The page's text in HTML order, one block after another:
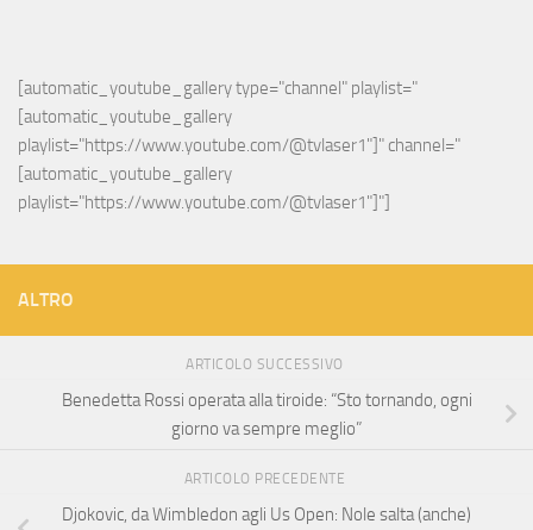
[automatic_youtube_gallery type="channel" playlist="
[automatic_youtube_gallery
playlist="https://www.youtube.com/@tvlaser1"]" channel="
[automatic_youtube_gallery
playlist="https://www.youtube.com/@tvlaser1"]"]
ALTRO
ARTICOLO SUCCESSIVO
Benedetta Rossi operata alla tiroide: “Sto tornando, ogni
giorno va sempre meglio”
ARTICOLO PRECEDENTE
Djokovic, da Wimbledon agli Us Open: Nole salta (anche)